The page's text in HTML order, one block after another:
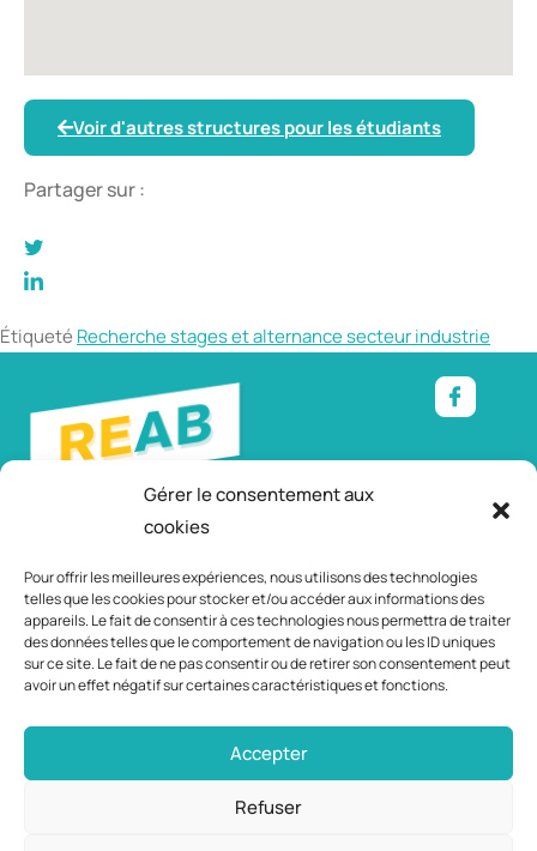
Gérer le consentement aux
cookies
Pour offrir les meilleures expériences, nous utilisons des technologies
telles que les cookies pour stocker et/ou accéder aux informations des
appareils. Le fait de consentir à ces technologies nous permettra de traiter
des données telles que le comportement de navigation ou les ID uniques
sur ce site. Le fait de ne pas consentir ou de retirer son consentement peut
avoir un effet négatif sur certaines caractéristiques et fonctions.
Accepter
Refuser
Voir d'autres structures pour les étudiants
Partager sur :
Étiqueté Recherche stages et alternance secteur industrie
– Mairie d’Andrézieux-Bouthéon
Service Animation citoyenne et partenariale, coordination
jeunesse
Avenue du parc – 42160 Andrézieux-Bouthéon
Tél. : 04 77 55 90 85 – Port : 06 89 11 27 03